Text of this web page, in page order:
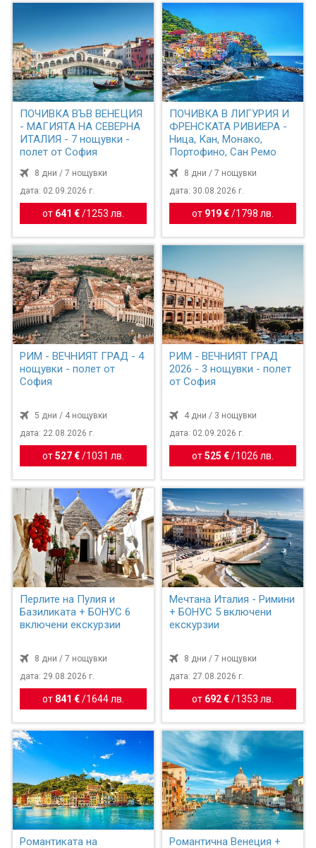
ПОЧИВКА ВЪВ ВЕНЕЦИЯ
- МАГИЯТА НА СЕВЕРНА
ИТАЛИЯ - 7 нощувки -
полет от София
8 дни / 7 нощувки
дата: 02.09.2026 г.
от 641 € / 1253 лв.
ПОЧИВКА В ЛИГУРИЯ И
ФРЕНСКАТА РИВИЕРА -
Ница, Кан, Монако,
Портофино, Сан Ремо
8 дни / 7 нощувки
дата: 30.08.2026 г.
от 919 €/ 1798 лв.
РИМ - ВЕЧНИЯТ ГРАД - 4
нощувки - полет от
София
5 дни / 4 нощувки
дата: 22.08.2026 г.
от527 € / 1031 лв.
РИМ - ВЕЧНИЯТ ГРАД
2026 - 3 нощувки - полет
от София
4 дни / 3 нощувки
дата: 02.09.2026 г.
от525 €/ 1026 лв.
Перлите на Пулия и
Базиликата + БОНУС 6
включени екскурзии
8 дни / 7 нощувки
дата: 29.08.2026 г.
от 841 € / 1644 лв.
Мечтана Италия - Римини
+ БОНУС 5 включени
екскурзии
8 дни / 7 нощувки
дата: 27.08.2026 г.
от 692 €/ 1353 лв.
Романтиката на Романтична Венеция +